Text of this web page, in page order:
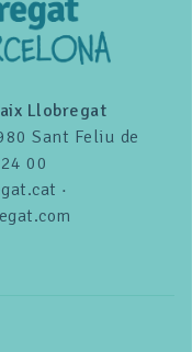
Llobregat
Sant Feliu de
00
·